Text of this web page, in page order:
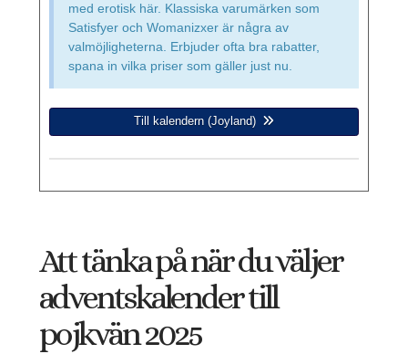
med erotisk här. Klassiska varumärken som
Satisfyer och Womanizxer är några av
valmöjligheterna. Erbjuder ofta bra rabatter,
spana in vilka priser som gäller just nu.
Till kalendern (Joyland)
Att tänka på när du väljer
adventskalender till
pojkvän 2025